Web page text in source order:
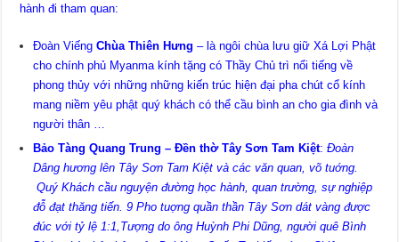
hành đi tham quan:
Đoàn ViếngChùa Thiên Hưng– là ngôi chùa lưu giữ Xá Lợi Phật
cho chính phủ Myanma kính tặng có Thầy Chủ trì nổi tiếng về
phong thủy với những những kiến trúc hiện đại pha chút cổ kính
mang niềm yêu phật quý khách có thể cầu bình an cho gia đình và
người thân …
Bảo Tàng Quang Trung – Đền thờ Tây Sơn Tam Kiệt:Đoàn
Dâng hương lên Tây Sơn Tam Kiệt và các văn quan, võ tuớng.
Quý Khách cầu nguyện đường học hành, quan trường, sự nghiệp
đỗ đạt thăng tiến. 9 Pho tuợng quần thần Tây Sơn dát vàng được
đúc với tỷ lệ 1:1,Tượng do ông Huỳnh Phi Dũng, người quê Bình